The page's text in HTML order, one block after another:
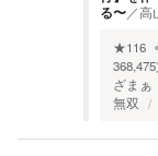
る〜／高
★116
368,475
ざまぁ
無双